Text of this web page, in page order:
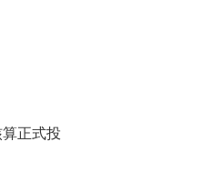
正式投